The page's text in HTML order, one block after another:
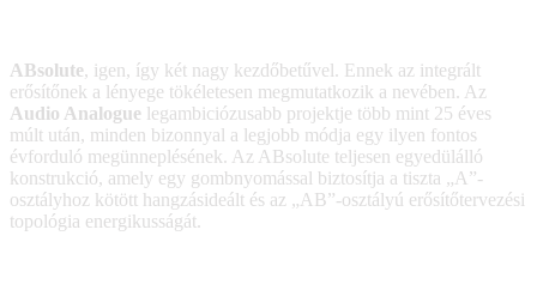
ABsolute, igen, így két nagy kezdőbetűvel. Ennek az integrált
erősítőnek a lényege tökéletesen megmutatkozik a nevében. Az
Audio Analogue legambiciózusabb projektje több mint 25 éves
múlt után, minden bizonnyal a legjobb módja egy ilyen fontos
évforduló megünneplésének. Az ABsolute teljesen egyedülálló
konstrukció, amely egy gombnyomással biztosítja a tiszta „A”-
osztályhoz kötött hangzásideált és az „AB”-osztályú erősítőtervezési
topológia energikusságát.